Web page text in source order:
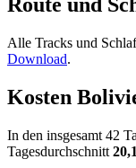
Alle Tracks und
Download.
Kosten
In den insgesamt 42
Tagesdurchschnitt